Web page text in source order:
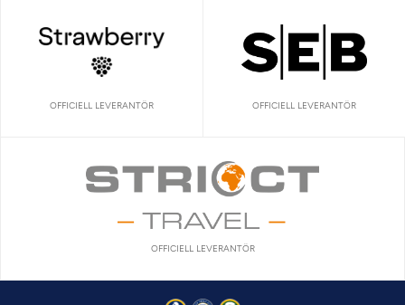
OFFICIELL LEVERANTÖR OFFICIELL LEVERANTÖR
OFFICIELL LEVERANTÖR